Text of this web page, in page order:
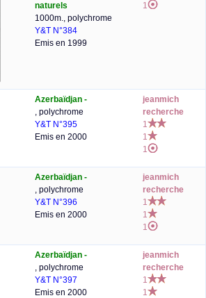
naturels
1000m., polychrome
Y&T N°384
Emis en 1999
1
Azerbaïdjan -
, polychrome
Y&T N°395
Emis en 2000
jeanmich
recherche
1
1
1
Azerbaïdjan -
, polychrome
Y&T N°396
Emis en 2000
jeanmich
recherche
1
1
1
Azerbaïdjan -
, polychrome
Y&T N°397
Emis en 2000
jeanmich
recherche
1
1